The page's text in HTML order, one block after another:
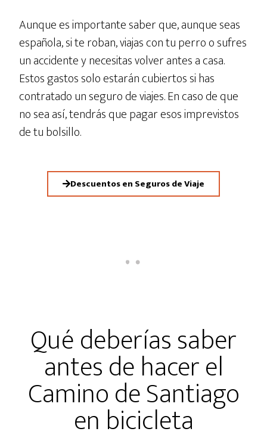
Aunque es importante saber que, aunque seas
española, si te roban, viajas con tu perro o sufres
un accidente y necesitas volver antes a casa.
Estos gastos solo estarán cubiertos si has
contratado un seguro de viajes. En caso de que
no sea así, tendrás que pagar esos imprevistos
de tu bolsillo.
Descuentos en Seguros de Viaje
Qué deberías saber
antes de hacer el
Camino de Santiago
en bicicleta